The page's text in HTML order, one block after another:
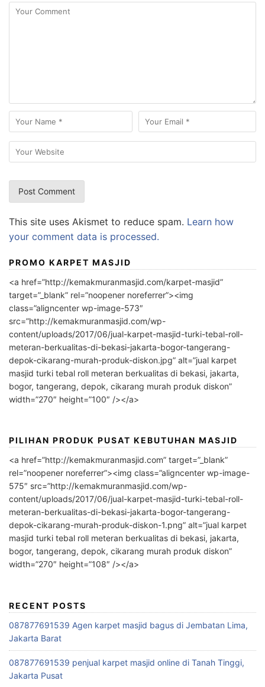
This site uses Akismet to reduce spam. Learn how
your comment data is processed.
PROMO KARPET MASJID
<a href=”http://kemakmuranmasjid.com/karpet-masjid”
target=”_blank” rel=”noopener noreferrer”><img
class=”aligncenter wp-image-573″
src=”http://kemakmuranmasjid.com/wp-
content/uploads/2017/06/jual-karpet-masjid-turki-tebal-roll-
meteran-berkualitas-di-bekasi-jakarta-bogor-tangerang-
depok-cikarang-murah-produk-diskon.jpg” alt=”jual karpet
masjid turki tebal roll meteran berkualitas di bekasi, jakarta,
bogor, tangerang, depok, cikarang murah produk diskon”
width=”270″ height=”100″ /></a>
PILIHAN PRODUK PUSAT KEBUTUHAN MASJID
<a href=”http://kemakmuranmasjid.com” target=”_blank”
rel=”noopener noreferrer”><img class=”aligncenter wp-image-
575″ src=”http://kemakmuranmasjid.com/wp-
content/uploads/2017/06/jual-karpet-masjid-turki-tebal-roll-
meteran-berkualitas-di-bekasi-jakarta-bogor-tangerang-
depok-cikarang-murah-produk-diskon-1.png” alt=”jual karpet
masjid turki tebal roll meteran berkualitas di bekasi, jakarta,
bogor, tangerang, depok, cikarang murah produk diskon”
width=”270″ height=”108″ /></a>
RECENT POSTS
087877691539 Agen karpet masjid bagus di Jembatan Lima,
Jakarta Barat
087877691539 penjual karpet masjid online di Tanah Tinggi,
Jakarta Pusat